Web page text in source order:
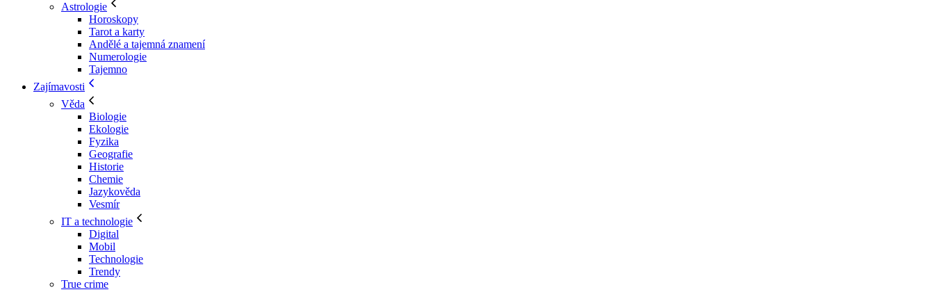
Astrologie
Horoskopy
Tarot a karty
Andělé a tajemná znamení
Numerologie
Tajemno
Zajímavosti
Věda
Biologie
Ekologie
Fyzika
Geografie
Historie
Chemie
Jazykověda
Vesmír
IT a technologie
Digital
Mobil
Technologie
Trendy
True crime